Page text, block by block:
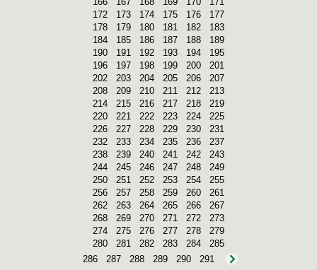
172
173 174 175 176
177
178
179 180 181 182
183
184
185 186 187 188
189
190
191 192 193 194
195
196
197 198 199 200
201
202
203 204 205 206
207
208
209 210 211 212
213
214
215 216 217 218
219
220
221 222 223 224
225
226
227 228 229 230
231
232
233 234 235 236
237
238
239 240 241 242
243
244
245 246 247 248
249
250
251 252 253 254
255
256
257 258 259 260
261
262
263 264 265 266
267
268
269 270 271 272
273
274
275 276 277 278
279
280
281 282 283 284
285
286
287 288 289 290 291